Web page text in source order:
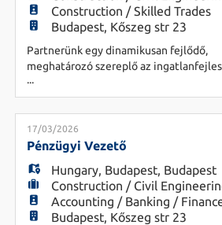
Construction / Skilled Trades
Budapest, Kőszeg str 23
Partnerünk egy dinamikusan fejlődő,
meghatározó szereplő az
piacon, amely komplex beruházási és
üzemeltetési projekteken dolgozik.
bővülésük eredményeként jelenleg
keresik új Előkészítés Vezető
Vezetői feladatok - Az előkészítési
erőfor
...
17/03/2026
Pénzügyi Vezető
Hungary, Budapest, Budapest
Construction / Civil
Accounting / Banking /
Budapest, Kőszeg str 23